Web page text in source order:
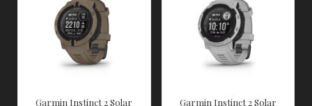
Garmin Instinct 2 Solar
Garmin Instinct 2 Solar